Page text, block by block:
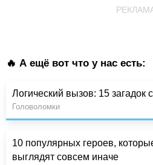
🔥 А ещё вот что у нас есть:
Логический вызов: 15 загадок
Головоломки
10 популярных героев,
выглядят совсем иначе